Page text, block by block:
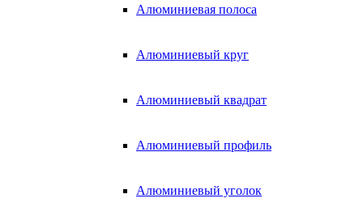
Алюминиевая полоса
Алюминиевый круг
Алюминиевый квадрат
Алюминиевый профиль
Алюминиевый уголок